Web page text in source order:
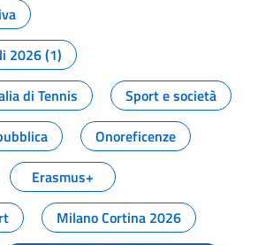
2026 (1)
di Tennis
Sport e società
Onoreficenze
Erasmus+
Milano Cortina 2026